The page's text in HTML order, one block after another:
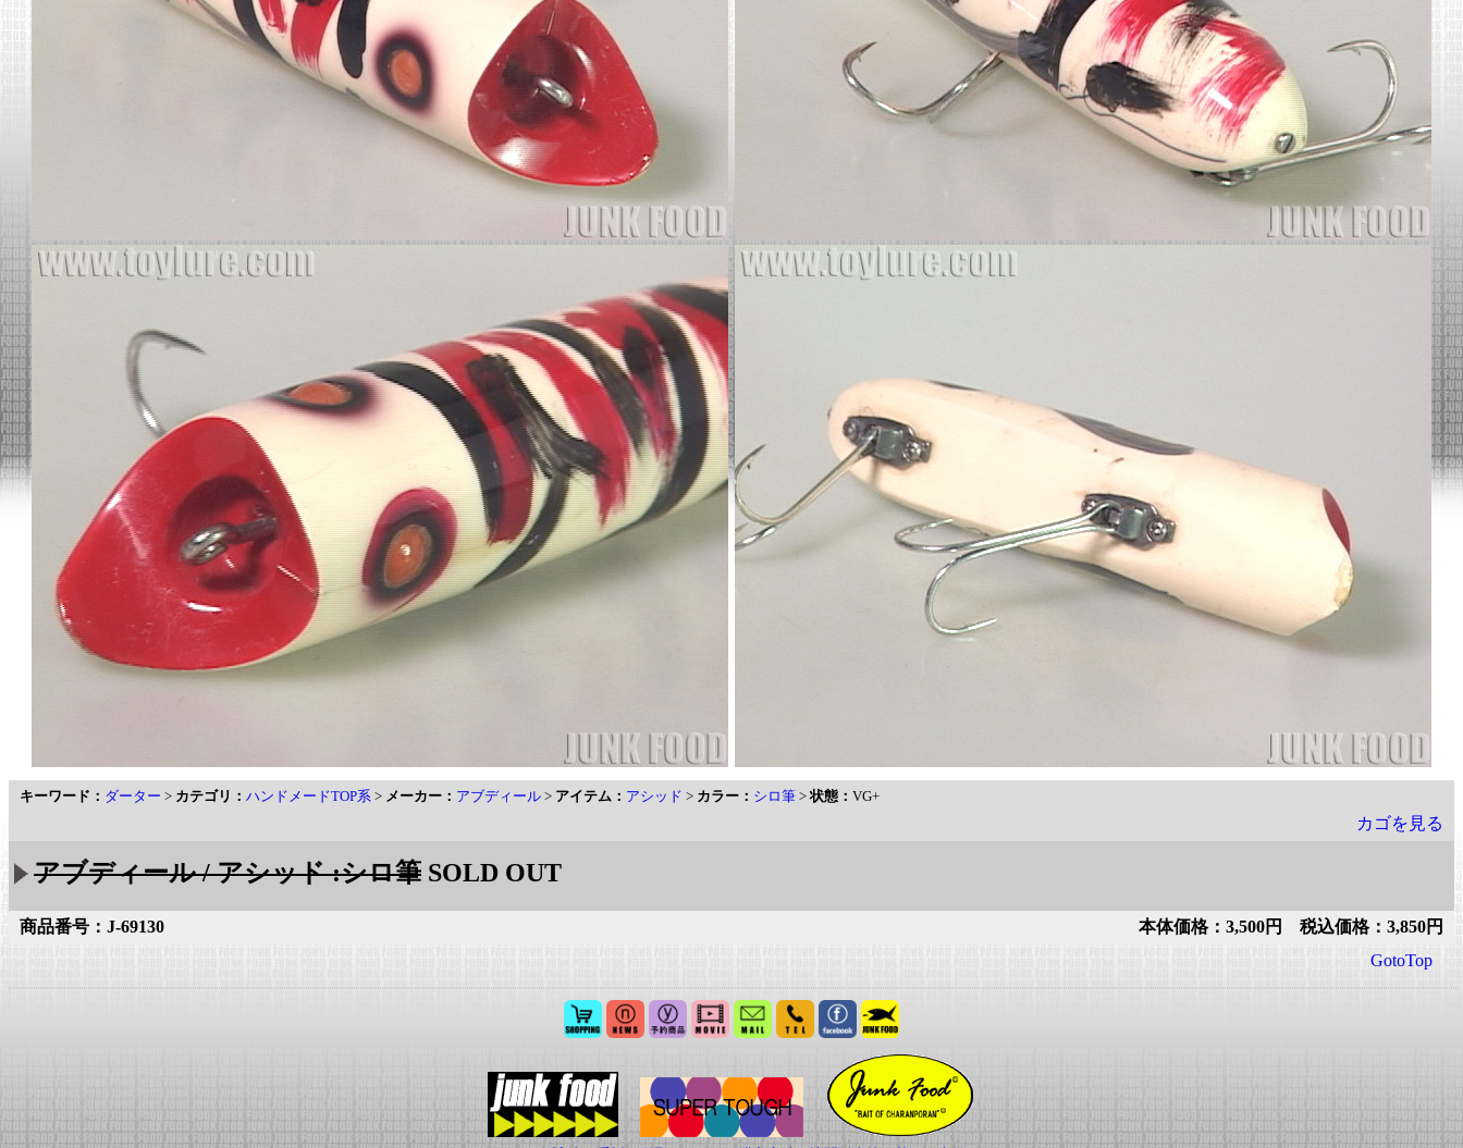
キーワード： ダーター > カテゴリ： ハンドメードTOP系 > メーカー： アブディール > アイテム： アシッド > カラー： シロ筆 >状態： VG+
カゴを見る
アブディール / アシッド :シロ筆 SOLD OUT
商品番号：J-69130
本体価格：3,500円 税込価格：3,850円
GotoTop